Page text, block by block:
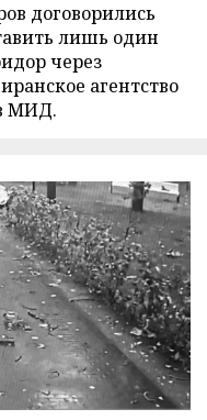
договорились
лишь один
через
агентство
МИД.